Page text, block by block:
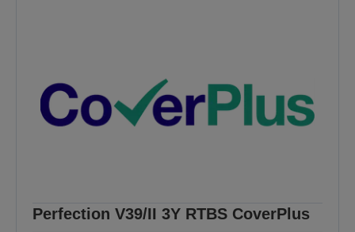
Perfection V39/II 3Y RTBS CoverPlus